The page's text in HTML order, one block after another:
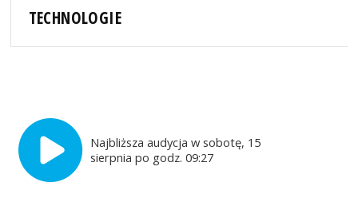
TECHNOLOGIE
Najbliższa audycja w sobotę, 15
sierpnia po godz. 09:27